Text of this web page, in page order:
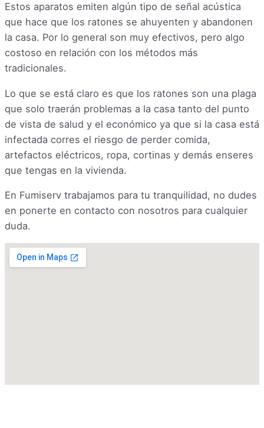
Estos aparatos emiten algún tipo de señal acústica
que hace que los ratones se ahuyenten y abandonen
la casa. Por lo general son muy efectivos, pero algo
costoso en relación con los métodos más
tradicionales.
Lo que se está claro es que los ratones son una plaga
que solo traerán problemas a la casa tanto del punto
de vista de salud y el económico ya que si la casa está
infectada corres el riesgo de perder comida,
artefactos eléctricos, ropa, cortinas y demás enseres
que tengas en la vivienda.
En Fumiserv trabajamos para tu tranquilidad, no dudes
en ponerte en contacto con nosotros para cualquier
duda.